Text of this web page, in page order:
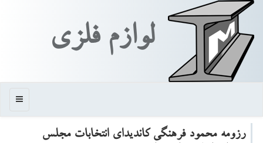
لوازم فلزی
منو
رزومه محمود فرهنگی كاندیدای انتخابات مجلس